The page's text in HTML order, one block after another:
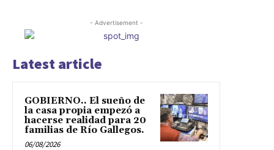
- Advertisement -
Latest article
GOBIERNO.. El sueño de
la casa propia empezó a
hacerse realidad para 20
familias de Río Gallegos.
06/08/2026